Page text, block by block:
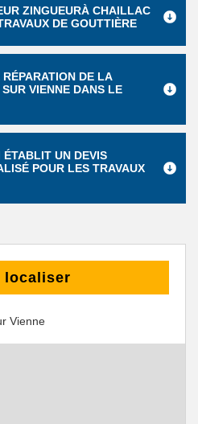
ZINGUEURÀ CHAILLAC
DE GOUTTIÈRE
DE LA
VIENNE DANS LE
UN DEVIS
POUR LES TRAVAUX
localiser
Vienne